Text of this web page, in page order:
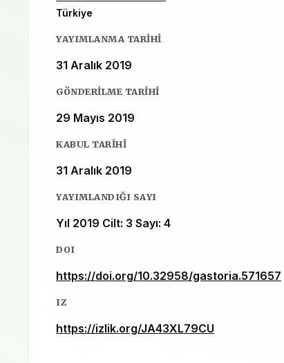
Türkiye
YAYIMLANMA TARIHI
31 Aralık 2019
GÖNDERILME TARIHI
29 Mayıs 2019
KABUL TARIHI
31 Aralık 2019
YAYIMLANDIĞI SAYI
Yıl 2019 Cilt: 3 Sayı: 4
DOI
https://doi.org/10.32958/gastoria.571657
IZ
https://izlik.org/JA43XL79CU